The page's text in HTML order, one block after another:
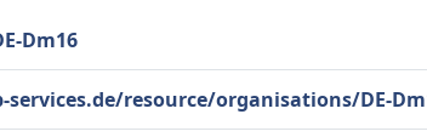
Dm16
services.de/resource/organisations/DE-